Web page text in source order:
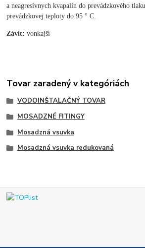
a neagresívnych kvapalín do prevádzkového
prevádzkovej teploty do 95 ° C.
Závit: vonkajší
Tovar zaradený v kategóriách
VODOINŠTALAČNÝ TOVAR
MOSADZNÉ FITINGY
Mosadzná vsuvka
Mosadzná vsuvka redukovaná